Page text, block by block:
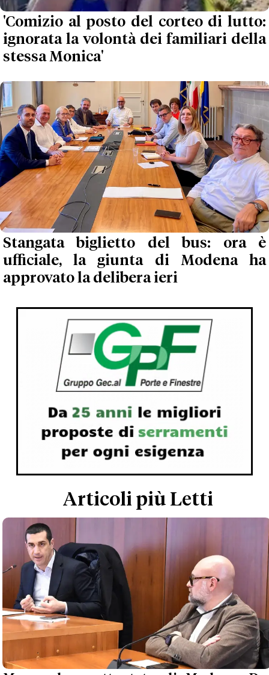
'Comizio al posto del corteo di lutto:
ignorata la volontà dei familiari della
stessa Monica'
Stangata biglietto del bus: ora è
ufficiale, la giunta di Modena ha
approvato la delibera ieri
Articoli più Letti